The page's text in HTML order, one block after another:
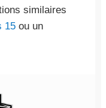
similaires
15 ou un